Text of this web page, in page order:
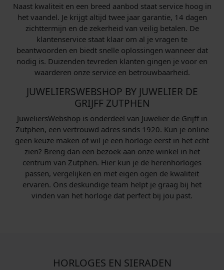
Naast kwaliteit en een breed aanbod staat service hoog in
het vaandel. Je krijgt altijd twee jaar garantie, 14 dagen
zichttermijn en de zekerheid van veilig betalen. De
klantenservice staat klaar om al je vragen te
beantwoorden en biedt snelle oplossingen wanneer dat
nodig is. Duizenden tevreden klanten gingen je voor en
waarderen onze service en betrouwbaarheid.
JUWELIERSWEBSHOP BY JUWELIER DE
GRIJFF ZUTPHEN
JuweliersWebshop is onderdeel van Juwelier de Grijff in
Zutphen, een vertrouwd adres sinds 1920. Kun je online
geen keuze maken of wil je een horloge eerst in het echt
zien? Breng dan een bezoek aan onze winkel in het
centrum van Zutphen. Hier kun je de herenhorloges
passen, vergelijken en met eigen ogen de kwaliteit
ervaren. Ons deskundige team helpt je graag bij het
vinden van het horloge dat perfect bij jou past.
HORLOGES EN SIERADEN